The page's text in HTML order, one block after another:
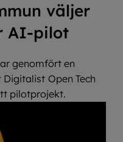
väljer
AI-pilot
genomfört en
Open Tech
pilotprojekt.